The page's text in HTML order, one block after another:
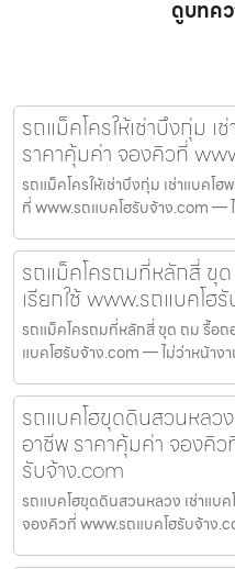
ดูบทค
รถแม็คโครให้เช่าบึงกุ่ม
ราคาคุ้มค่า จองคิวที่
รถแม็คโครให้เช่าบึงกุ่ม เช่าแบค
ที่ www.รถแบคโฮรับจ้าง.com —
รถแม็คโครถมที่หลักสี่ ขุ
เรียกใช้ www.รถแบคโฮ
รถแม็คโครถมที่หลักสี่ ขุด ถม รื้อถ
แบคโฮรับจ้าง.com — ไม่ว่าหน้าง
รถแบคโฮขุดดินสวนหลว
อาชีพ ราคาคุ้มค่า จองคิ
รับจ้าง.com
รถแบคโฮขุดดินสวนหลวง เช่าแบ
จองคิวที่ www.รถแบคโฮรับจ้าง